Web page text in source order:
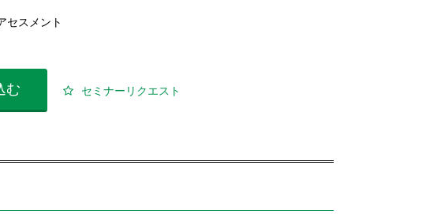
セスメント
む セミナーリクエスト